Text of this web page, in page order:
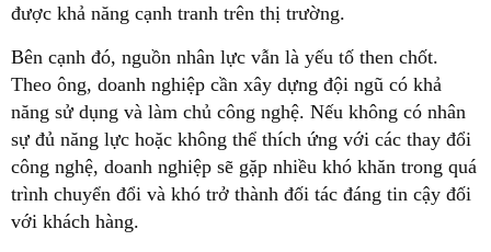
được khả năng cạnh tranh trên thị trường.
Bên cạnh đó, nguồn nhân lực vẫn là yếu tố then chốt.
Theo ông, doanh nghiệp cần xây dựng đội ngũ có khả
năng sử dụng và làm chủ công nghệ. Nếu không có nhân
sự đủ năng lực hoặc không thể thích ứng với các thay đổi
công nghệ, doanh nghiệp sẽ gặp nhiều khó khăn trong quá
trình chuyển đổi và khó trở thành đối tác đáng tin cậy đối
với khách hàng.